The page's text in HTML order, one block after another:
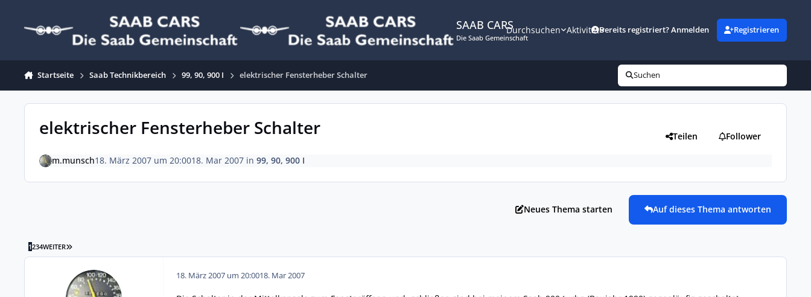
SAAB CARS
Die Saab Gemeinschaft
Durchsuchen AktivitätBereits registriert? Anmelden Registrieren
Startseite Saab Technikbereich 99, 90, 900 I elektrischer Fensterheber Schalter Suchen
elektrischer Fensterheber Schalter Teilen Follower
m.munsch18. März 2007 um 20:0018. Mar 2007in 99, 90, 900 I
Neues Thema starten Auf dieses Thema antworten
1234WEITER LETZTE SEITE
18. März 2007 um 20:0018. Mar 2007